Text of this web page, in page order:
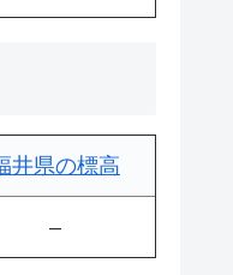
井県の標高
–